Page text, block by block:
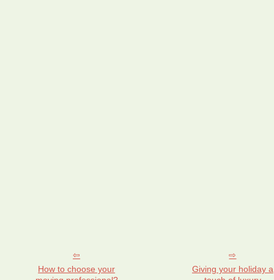
How to choose your
Giving your holiday a